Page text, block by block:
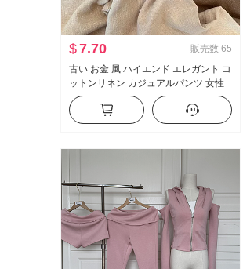
$7.70 販売数 65
古い お金 風 ハイエンド エレガント コ
ットンリネン カジュアルパンツ 女性
春 夏 2026 新品 ルーズフィット スリ
ム効果 軽薄 ストレートパンツ